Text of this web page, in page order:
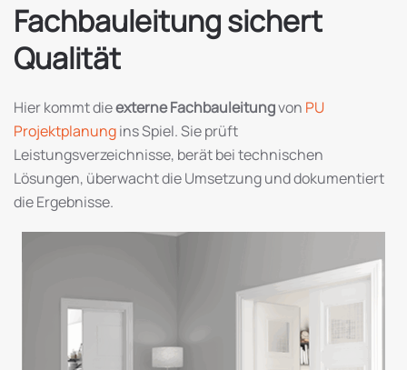
Fachbauleitung sichert
Qualität
Hier kommt dieexterne Fachbauleitungvon PU
Projektplanungins Spiel. Sie prüft
Leistungsverzeichnisse, berät bei technischen
Lösungen, überwacht die Umsetzung und dokumentiert
die Ergebnisse.